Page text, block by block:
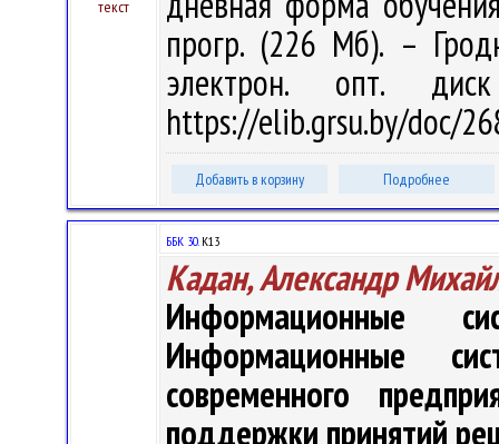
текст
прогр. (226 Мб). –
электрон. опт.
https://elib.grsu.by/doc/
Добавить в корзину Подробнее
ББК 30.К13
Кадан, Александр
Информационные
Информационные
современного
поддержки принятий